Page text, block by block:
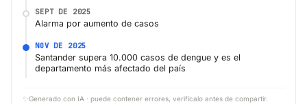
SEPT DE 2025
Alarma por aumento de casos
NOV DE 2025
Santander supera 10.000 casos de dengue y es el
departamento más afectado del país
✨ Generado con IA · puede contener errores, verifícalo antes de compartir.